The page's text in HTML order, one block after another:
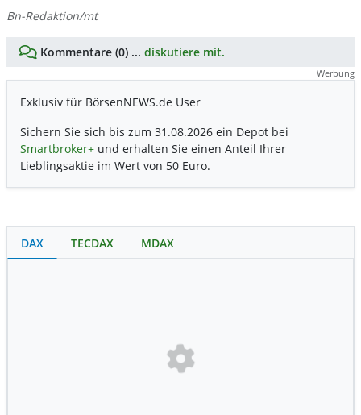
Bn-Redaktion/mt
Kommentare (0) ... diskutiere mit.
Werbung
Exklusiv für BörsenNEWS.de User
Sichern Sie sich bis zum 31.08.2026 ein Depot bei
Smartbroker+ und erhalten Sie einen Anteil Ihrer
Lieblingsaktie im Wert von 50 Euro.
DAX TECDAX MDAX